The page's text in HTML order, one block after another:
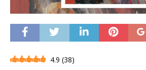
4.9 (38)